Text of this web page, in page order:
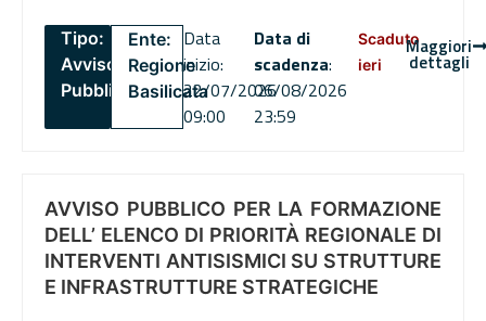
Tipo:
Avviso
Pubblico
Ente:
Regione
Basilicata
Data
inizio:
22/07/2026
09:00
Data di
scadenza:
06/08/2026
23:59
Scaduto
ieri
Maggiori
dettagli
AVVISO PUBBLICO PER LA FORMAZIONE
DELL’ ELENCO DI PRIORITÀ REGIONALE DI
INTERVENTI ANTISISMICI SU STRUTTURE
E INFRASTRUTTURE STRATEGICHE